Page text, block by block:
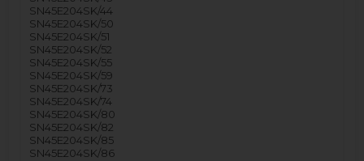
SN45E204SK/44
SN45E204SK/50
SN45E204SK/51
SN45E204SK/52
SN45E204SK/55
SN45E204SK/59
SN45E204SK/73
SN45E204SK/74
SN45E204SK/80
SN45E204SK/82
SN45E204SK/85
SN45E204SK/86